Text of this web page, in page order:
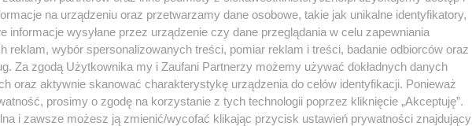
na urządzeniu oraz przetwarzamy dane osobowe, takie jak unikalne identyfikatory,
informacje wysyłane przez urządzenie czy dane przeglądania w celu zapewniania
reklam, wybór spersonalizowanych treści, pomiar reklam i treści, badanie odbiorców oraz
Za zgodą Użytkownika my i Zaufani Partnerzy możemy używać dokładnych danych
oraz aktywnie skanować charakterystykę urządzenia do celów identyfikacji. Ponieważ
prosimy o zgodę na korzystanie z tych technologii poprzez kliknięcie „Akceptuję”.
i zawsze możesz ją zmienić/wycofać klikając przycisk ustawień prywatności znajdujący